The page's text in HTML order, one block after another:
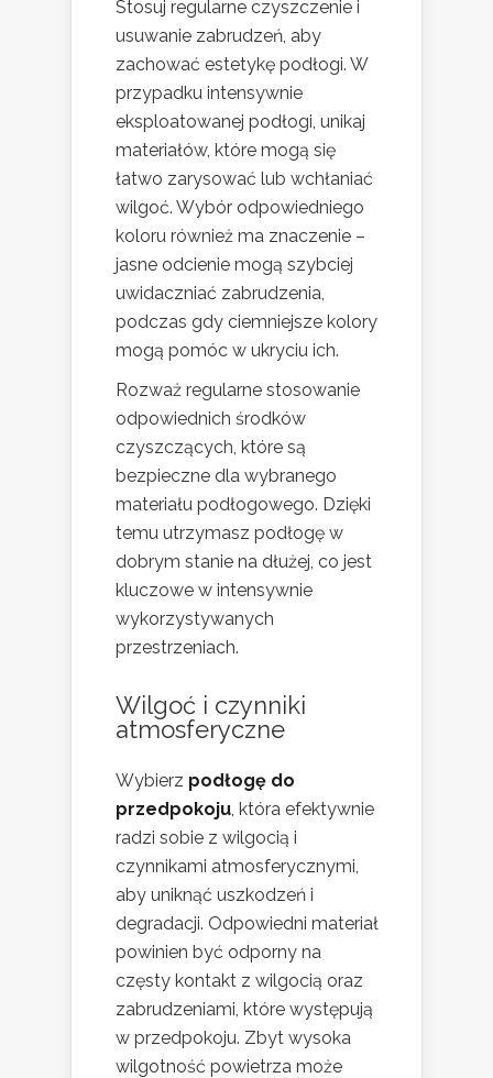
Stosuj regularne czyszczenie i
usuwanie zabrudzeń, aby
zachować estetykę podłogi. W
przypadku intensywnie
eksploatowanej podłogi, unikaj
materiałów, które mogą się
łatwo zarysować lub wchłaniać
wilgoć. Wybór odpowiedniego
koloru również ma znaczenie –
jasne odcienie mogą szybciej
uwidaczniać zabrudzenia,
podczas gdy ciemniejsze kolory
mogą pomóc w ukryciu ich.
Rozważ regularne stosowanie
odpowiednich środków
czyszczących, które są
bezpieczne dla wybranego
materiału podłogowego. Dzięki
temu utrzymasz podłogę w
dobrym stanie na dłużej, co jest
kluczowe w intensywnie
wykorzystywanych
przestrzeniach.
Wilgoć i czynniki
atmosferyczne
Wybierz podłogę do
przedpokoju, która efektywnie
radzi sobie z wilgocią i
czynnikami atmosferycznymi,
aby uniknąć uszkodzeń i
degradacji. Odpowiedni materiał
powinien być odporny na
częsty kontakt z wilgocią oraz
zabrudzeniami, które występują
w przedpokoju. Zbyt wysoka
wilgotność powietrza może